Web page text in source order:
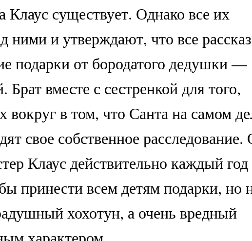
Клаус существует. Однако все их
ними и утверждают, что все
подарки от бородатого дедушки —
вместе с сестренкой для того,
вокруг в том, что Санта на самом
свое собственное
Клаус действительно каждый год
принести всем детям подарки, но
хохотун, а очень вредный